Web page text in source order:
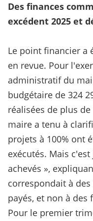
Des finances
excédent 2025 et
Le point financier a
en revue. Pour
administratif du
budgétaire de 324
réalisées de plus de
maire a tenu à
projets à 100% ont
exécutés. Mais
achevés »,
correspondait à
payés, et non à des
Pour le premier